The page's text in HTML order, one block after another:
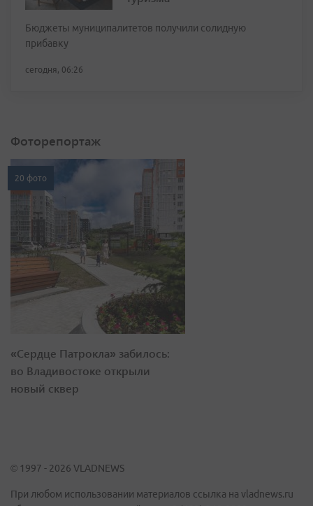
Бюджеты муниципалитетов получили солидную
прибавку
сегодня, 06:26
Фоторепортаж
20 фото
«Сердце Патрокла» забилось:
во Владивостоке открыли
новый сквер
© 1997 - 2026 VLADNEWS
При любом использовании материалов ссылка на vladnews.ru